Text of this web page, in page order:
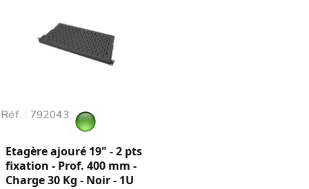
Réf. : 792043
Etagère ajouré 19" - 2 pts
fixation - Prof. 400 mm -
Charge 30 Kg - Noir - 1U